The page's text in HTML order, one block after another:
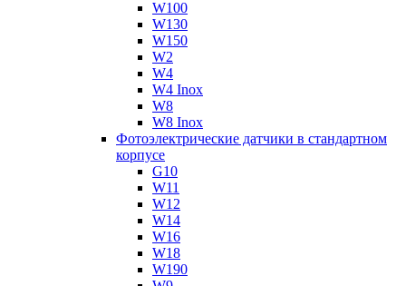
W100
W130
W150
W2
W4
W4 Inox
W8
W8 Inox
Фотоэлектрические датчики в стандартном
корпусе
G10
W11
W12
W14
W16
W18
W190